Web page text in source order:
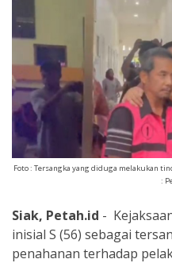
Foto : Tersangka yang diduga melakukan
:
Siak, Petah.id -
inisial S (56) sebagai
penahanan terhadap